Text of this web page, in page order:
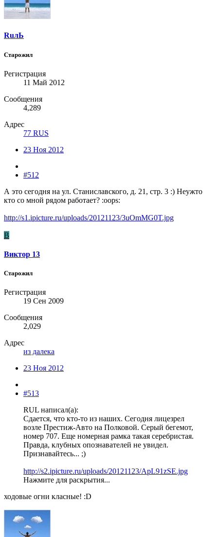
RuлЬ
Старожил
Регистрация
11 Май 2012
Сообщения
4,289
Адрес
77 RUS
23 Ноя 2012
#512
А это сегодня на ул. Станиславского, д. 21, стр. 3 :) Неужто
кто со мной рядом работает? :oops:
http://s1.ipicture.ru/uploads/20121123/3uOmMG0T.jpg
В
Виктор 13
Старожил
Регистрация
19 Сен 2009
Сообщения
2,029
Адрес
из далека
23 Ноя 2012
#513
RUL написал(а):
Сдается, что кто-то из наших. Сегодня лицезрел
возле Престиж-Авто на Полковой. Серый бегемот,
номер 707. Еще номерная рамка такая серебристая.
Правда, клубных опознавателей не увидел.
Признавайтесь... ;)
http://s2.ipicture.ru/uploads/20121123/ApL91zSE.jpg
Нажмите для раскрытия...
ходовые огни класные! :D